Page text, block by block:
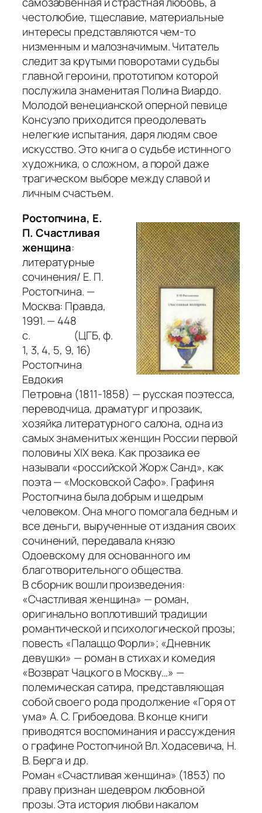
честолюбие, тщеславие, материальные
интересы представляются чем-то
низменным и малозначимым. Читатель
следит за крутыми поворотами судьбы
главной героини, прототипом которой
послужила знаменитая Полина Виардо.
Молодой венецианской оперной певице
Консуэло приходится преодолевать
нелегкие испытания, даря людям свое
искусство. Это книга о судьбе истинного
художника, о сложном, а порой даже
трагическом выборе между славой и
личным счастьем.
Ростопчина, Е.
П. Счастливая
женщина:
литературные
сочинения/ Е. П.
Ростопчина. —
Москва: Правда,
1991. — 448
с. (ЦГБ, ф.
1, 3, 4, 5, 9, 16)
Ростопчина
Евдокия
Петровна (1811-1858) — русская поэтесса,
переводчица, драматург и прозаик,
хозяйка литературного салона, одна из
самых знаменитых женщин России первой
половины XIX века. Как прозаика ее
называли «российской Жорж Санд», как
поэта — «Московской Сафо». Графиня
Ростопчина была добрым и щедрым
человеком. Она много помогала бедным и
все деньги, вырученные от издания своих
сочинений, передавала князю
Одоевскому для основанного им
благотворительного общества.
В сборник вошли произведения:
«Счастливая женщина» — роман,
оригинально воплотивший традиции
романтической и психологической прозы;
повесть «Палаццо Форли»; «Дневник
девушки» — роман в стихах и комедия
«Возврат Чацкого в Москву…» —
полемическая сатира, представляющая
собой своего рода продолжение «Горя от
ума» А. С. Грибоедова. В конце книги
приводятся воспоминания и рассуждения
о графине Ростопчиной Вл. Ходасевича, Н.
В. Берга и др.
Роман«Счастливая женщина» (1853) по
праву признан шедевром любовной
прозы. Эта история любви накалом